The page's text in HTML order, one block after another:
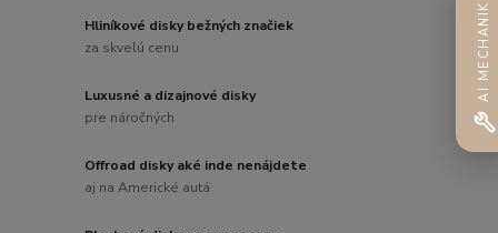
Hliníkové disky bežných značiek
za skvelú cenu
Luxusné a dizajnové disky
pre náročných
Offroad disky aké inde nenájdete
aj na Americké autá
AI MECHANIK